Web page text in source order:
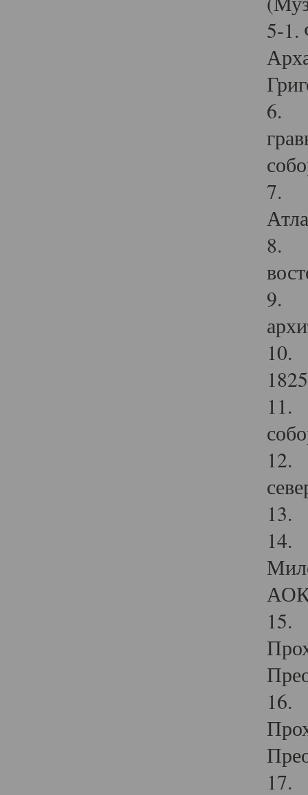
5-1.
6.
7.
8.
9.
10.
11.
12.
13.
14.
15.
16.
17.